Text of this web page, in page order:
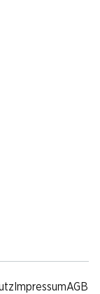
ImpressumAGB